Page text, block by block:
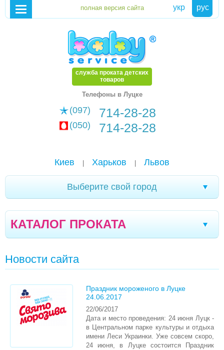
укр рус
служба проката детских
товаров
Телефоны в Луцке
(097) 714-28-28
(050) 714-28-28
Киев Харьков Львов
Выберите свой город
Мариуполь Белая Церковь Александрия
Тернополь |
Трускавец Севастополь Черновцы
Кривой Рог
Кременчуг Кишинев | Северодонецк |
Кропивницкий Луганск |
КАТАЛОГ ПРОКАТА
АВТОКРЕСЛО
КРОВАТКА
МОЛОКООТСОСЫ
УКАЧИВАЮЩИЕ ЦЕНТРЫ ДЛЯ МАЛЫШЕЙ
Новости сайта
Праздник мороженого в Луцке
24.06.2017
22/06/2017
Дата и место проведения: 24 июня Луцк -
в Центральном парке культуры и отдыха
имени Леси Украинки. Уже совсем скоро,
24 июня, в Луцке состоится Праздник